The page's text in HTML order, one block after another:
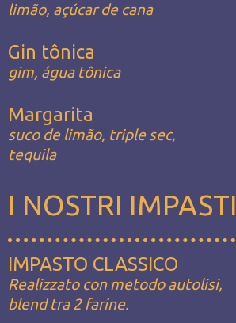
limão, açúcar de cana
Gin tônica
gim, água tônica
Margarita
suco de limão, triple sec,
tequila
I NOSTRI IMPASTI
IMPASTO CLASSICO
Realizzato con metodo autolisi,
blend tra 2 farine.